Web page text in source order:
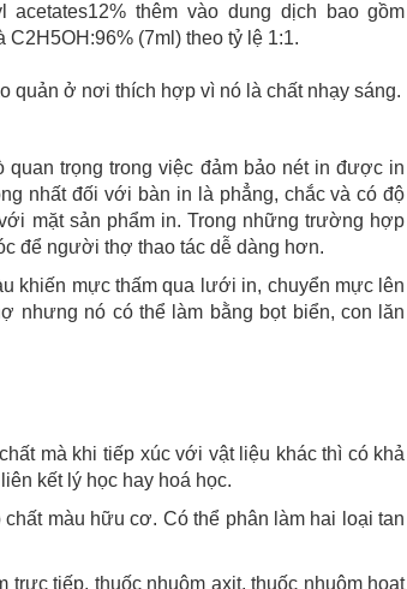
thêm vào dung dịch bao gồm
(7ml) theo tỷ lệ 1:1.
quản ở nơi thích hợp vì nó là chất nhạy sáng.
trọng trong việc đảm bảo nét in được in
nhất đối với bàn in là phẳng, chắc và có độ
mặt sản phẩm in. Trong những trường hợp
để người thợ thao tác dễ dàng hơn.
khiến mực thấm qua lưới in, chuyển mực lên
nhưng nó có thể làm bằng bọt biển, con lăn
mà khi tiếp xúc với vật liệu khác thì có khả
kết lý học hay hoá học.
màu hữu cơ. Có thể phân làm hai loại tan
tiếp, thuốc nhuộm axit, thuốc nhuộm hoạt